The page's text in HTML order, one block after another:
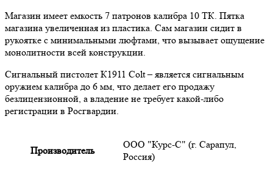
Магазин имеет емкость 7 патронов калибра 10 ТК. Пятка
магазина увеличенная из пластика. Сам магазин сидит в
рукоятке с минимальными люфтами, что вызывает ощущение
монолитности всей конструкции.
Сигнальный пистолет К1911 Colt – является сигнальным
оружием калибра до 6 мм, что делает его продажу
безлицензионной, а владение не требует какой-либо
регистрации в Росгвардии.
Производитель
ООО "Курс-С" (г. Сарапул,
Россия)